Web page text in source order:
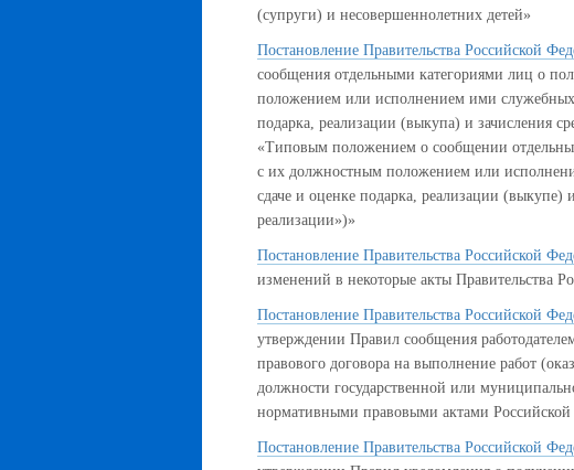
(супруги) и несовершеннолетних детей»
Постановление Правительства Российской
сообщения отдельными категориями лиц о
положением или исполнением ими
подарка, реализации (выкупа) и зачисления
«Типовым положением о сообщении
с их должностным положением или
сдаче и оценке подарка, реализации (выкупе)
реализации»)»
Постановление Правительства Российской
изменений в некоторые акты Правительства
Постановление Правительства Российской
утверждении Правил сообщения
правового договора на выполнение работ
должности государственной или
нормативными правовыми актами
Постановление Правительства Российской